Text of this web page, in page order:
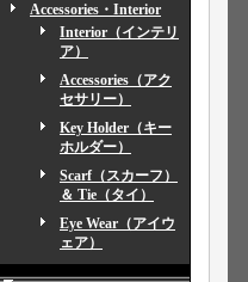
Accessories・Interior
Interior（インテリ
ア）
Accessories（アク
セサリー）
Key Holder（キー
ホルダー）
Scarf（スカーフ）
＆ Tie（タイ）
Eye Wear（アイウ
ェア）